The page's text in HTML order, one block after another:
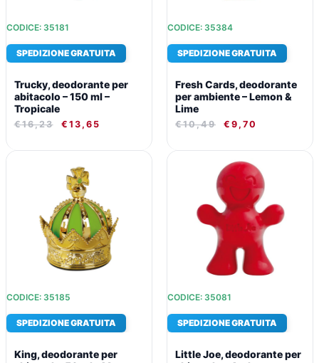
CODICE: 35181
SPEDIZIONE GRATUITA
Trucky, deodorante per
abitacolo – 150 ml –
Tropicale
€16,23 € 13,65
CODICE: 35384
SPEDIZIONE GRATUITA
Fresh Cards, deodorante
per ambiente – Lemon &
Lime
€10,49 € 9,70
CODICE: 35185
SPEDIZIONE GRATUITA
King, deodorante per
PREZZO
ORIGINALE
ERA:
€16,71.€13,99.
CODICE: 35081
SPEDIZIONE GRATUITA
Little Joe, deodorante per
PREZZO
ORIGINALE
ERA:
€11,59.
ATTUALE
È:
€10,46.